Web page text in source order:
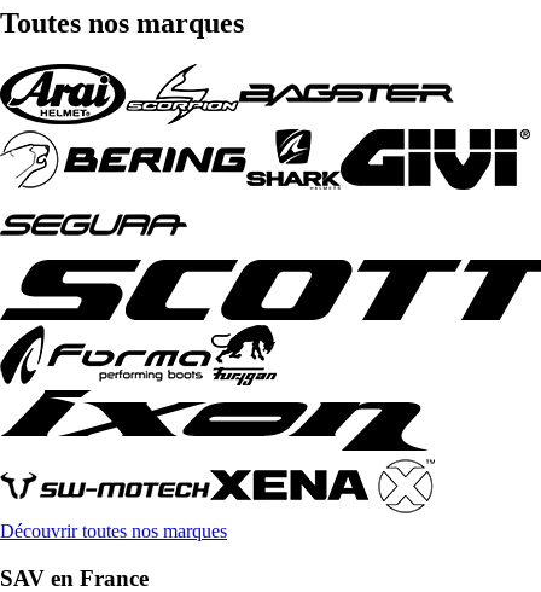
Toutes nos marques
Découvrir toutes nos marques
SAV en France